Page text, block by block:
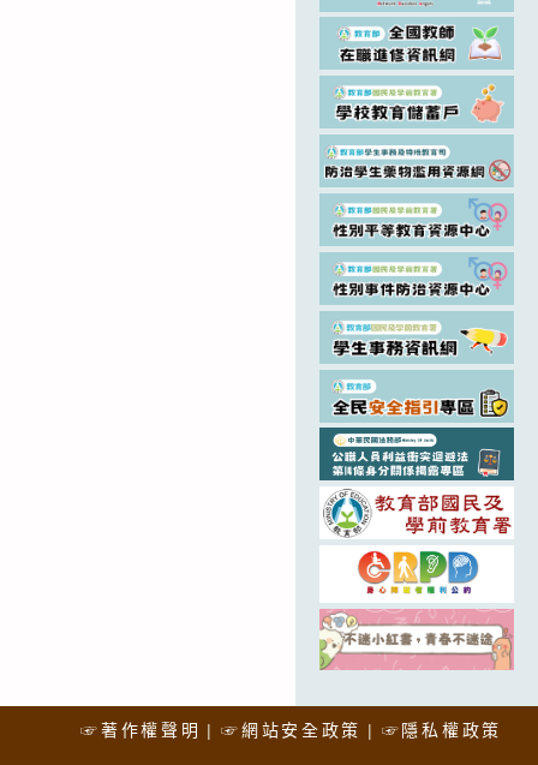
☞著作權聲明 ☞網站安全政策 ☞隱私權政策